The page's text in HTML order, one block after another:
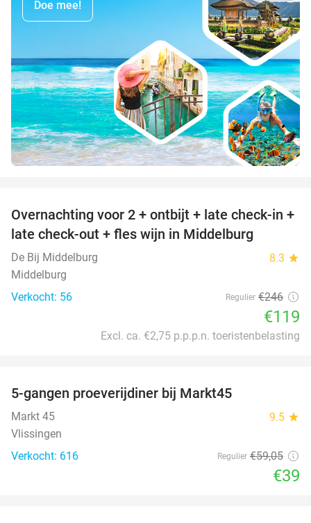
Doe mee!
52%
Overnachting voor 2 + ontbijt + late check-in +
late check-out + fles wijn in Middelburg
De Bij Middelburg 8.3 star
Middelburg
Verkocht: 56
Regulier €246
€119
Excl. ca. €2,75 p.p.p.n. toeristenbelasting
5-gangen proeverijdiner bij Markt45
Markt 45 9.5 star
Vlissingen
Verkocht: 616
Regulier €59,05
€39